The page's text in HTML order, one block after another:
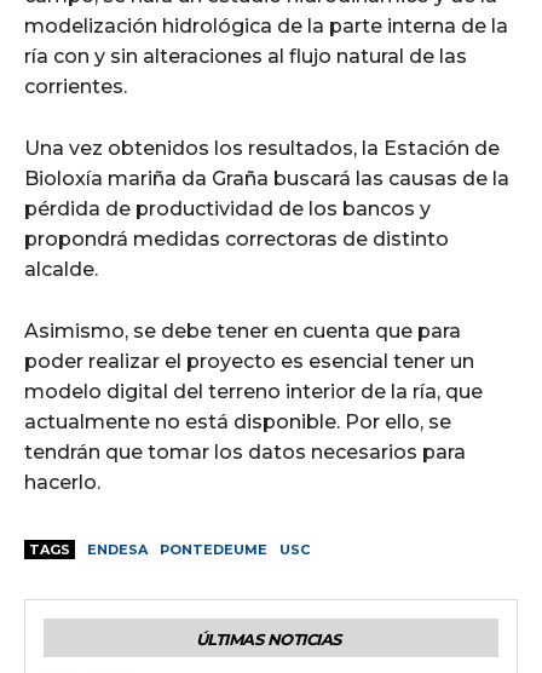
modelización hidrológica de la parte interna de la
ría con y sin alteraciones al flujo natural de las
corrientes.
Una vez obtenidos los resultados, la Estación de
Bioloxía mariña da Graña buscará las causas de la
pérdida de productividad de los bancos y
propondrá medidas correctoras de distinto
alcalde.
Asimismo, se debe tener en cuenta que para
poder realizar el proyecto es esencial tener un
modelo digital del terreno interior de la ría, que
actualmente no está disponible. Por ello, se
tendrán que tomar los datos necesarios para
hacerlo.
TAGS ENDESA PONTEDEUME USC
ÚLTIMAS NOTICIAS